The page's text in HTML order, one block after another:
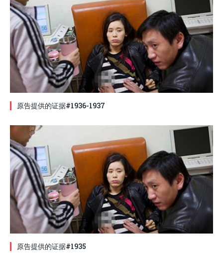
原告提供的证据#1936-1937
原告提供的证据#1935